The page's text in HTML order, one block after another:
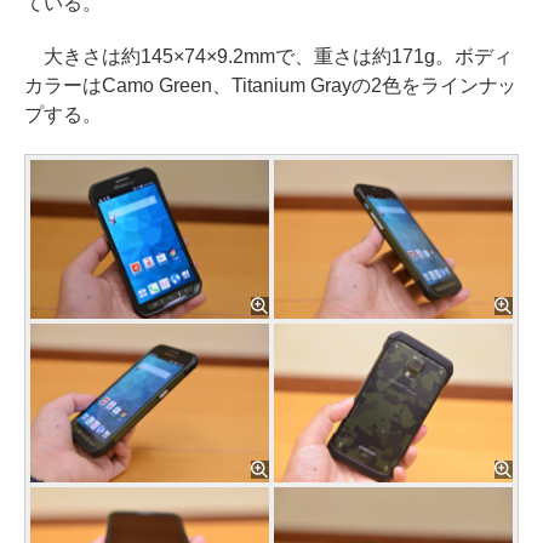
大きさは約145×74×9.2mmで、重さは約171g。ボディ
カラーはCamo Green、Titanium Grayの2色をラインナッ
プする。